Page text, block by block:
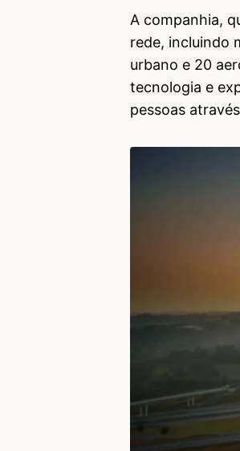
A companhia,
rede, incluindo
urbano e 20
tecnologia e
pessoas